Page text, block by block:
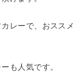
レーで、おススメ
も人気です。